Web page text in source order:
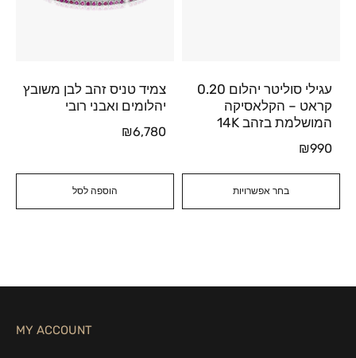
בחר אפשרויות
עגילי סוליטר יהלום 0.20
קראט – הקלאסיקה
המושלמת בזהב 14K
₪990
הוספה לסל
צמיד טניס זהב לבן משובץ
יהלומים ואבני רובי
₪6,780
MY ACCOUNT